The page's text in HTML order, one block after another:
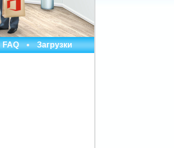
FAQ Загрузки